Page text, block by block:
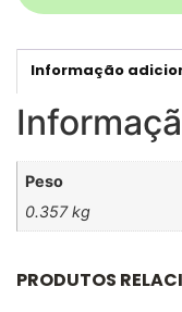
Informação
Peso
0.357 kg
PRODUTOS